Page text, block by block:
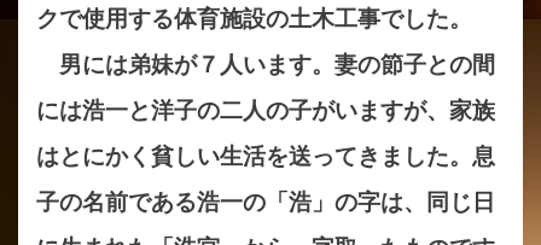
クで使用する体育施設の土木工事でした。
男には弟妹が７人います。妻の節子との間
には浩一と洋子の二人の子がいますが、家族
はとにかく貧しい生活を送ってきました。息
子の名前である浩一の「浩」の字は、同じ日